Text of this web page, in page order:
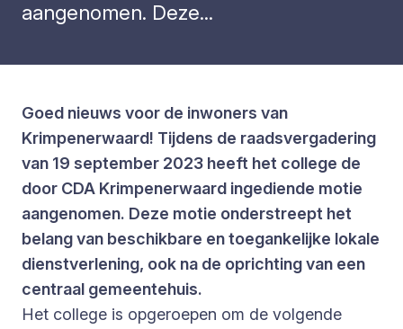
aangenomen. Deze...
Goed nieuws voor de inwoners van
Krimpenerwaard! Tijdens de raadsvergadering
van 19 september 2023 heeft het college de
door CDA Krimpenerwaard ingediende motie
aangenomen. Deze motie onderstreept het
belang van beschikbare en toegankelijke lokale
dienstverlening, ook na de oprichting van een
centraal gemeentehuis.
Het college is opgeroepen om de volgende